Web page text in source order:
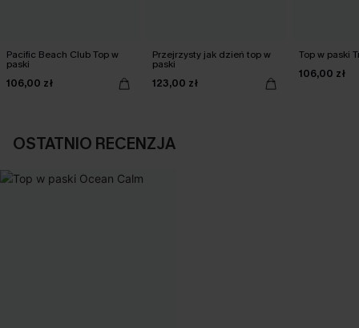
Pacific Beach Club Top w
paski
106,00 zł
Przejrzysty jak dzień top w
paski
123,00 zł
Top w paski
106,00 zł
OSTATNIO RECENZJA